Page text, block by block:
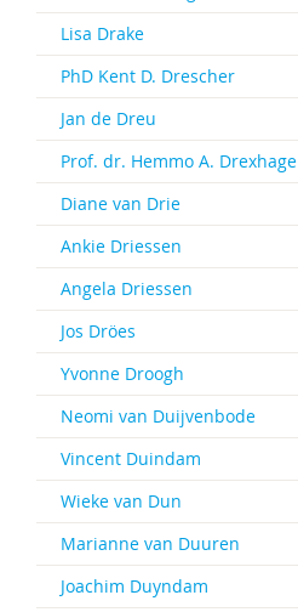
Lisa Drake
PhD Kent D. Drescher
Jan de Dreu
Prof. dr. Hemmo A. Drexhage
Diane van Drie
Ankie Driessen
Angela Driessen
Jos Dröes
Yvonne Droogh
Neomi van Duijvenbode
Vincent Duindam
Wieke van Dun
Marianne van Duuren
Joachim Duyndam